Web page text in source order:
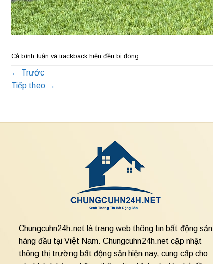
Cả bình luận và trackback hiện đều bị đóng.
← Trước
Tiếp theo →
Chungcuhn24h.net là trang web thông tin bất động sản
hàng đầu tại Việt Nam. Chungcuhn24h.net cập nhật
thông thị trường bất động sản hiện nay, cung cấp cho